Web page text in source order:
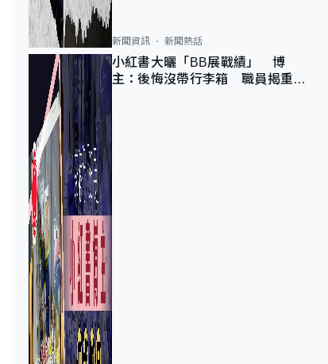
新聞資訊 新聞熱話
小紅書大曬「BB展戰績」 博
主：後悔沒帶行李箱 職員揭重複